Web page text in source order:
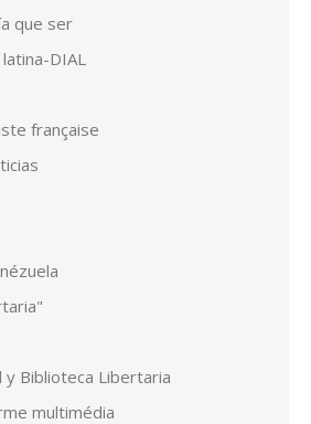
que ser
DIAL
française
y Biblioteca Libertaria
multimédia